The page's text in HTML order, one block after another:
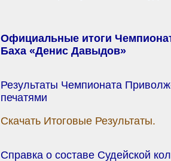
Официальные итоги
Баха «Денис Давыдов»
Результаты Чемпионата
печатями
Скачать Итоговые Результаты.
Справка о составе Судейской